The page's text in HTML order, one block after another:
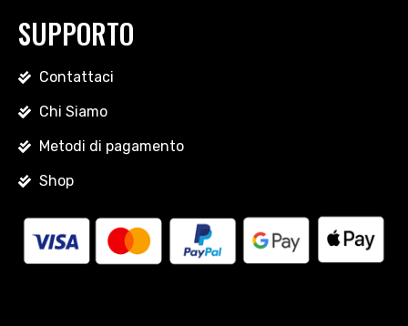
SUPPORTO
Contattaci
Chi Siamo
Metodi di pagamento
Shop